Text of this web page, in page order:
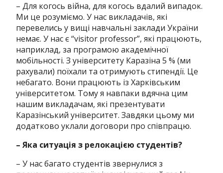
– Для когось війна, для когось вдалий випадок.
Ми це розуміємо. У нас викладачів, які
перевелись у вищі навчальні заклади України
немає. У нас є “visitor professor”, які працюють,
наприклад, за програмою академічної
мобільності. З університету Каразіна 5 % (ми
рахували) поїхали та отримують стипендії. Це
небагато. Вони працюють із Харківським
університетом. Тому я навпаки вдячна цим
нашим викладачам, які презентувати
Каразінський університет. Завдяки цьому ми
додатково уклали договори про співпрацю.
– Яка ситуація з релокацією студентів?
– У нас багато студентів звернулися з